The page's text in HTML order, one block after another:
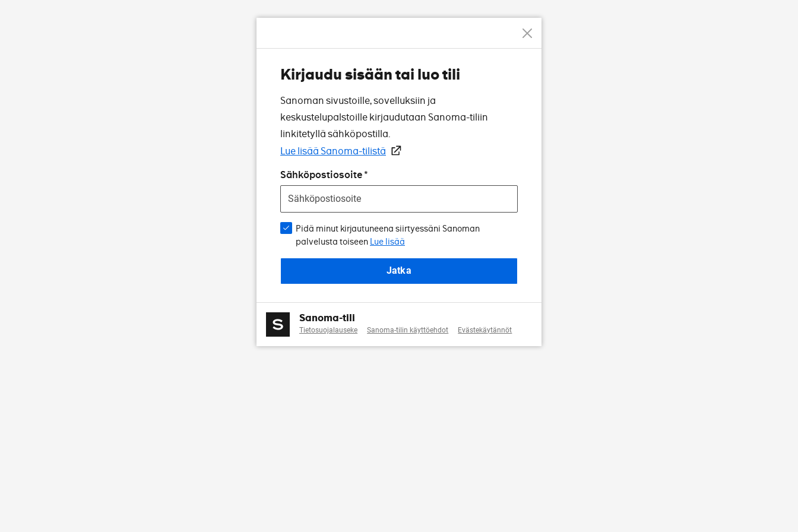
Kirjaudu sisään tai luo tili
Sanoman sivustoille, sovelluksiin ja
keskustelupalstoille kirjaudutaan Sanoma-tiliin
linkitetyllä sähköpostilla.
Lue lisää Sanoma-tilistä
Sähköpostiosoite
Pidä minut kirjautuneena siirtyessäni Sanoman
palvelusta toiseen Lue lisää
Jatka
Sanoma-tili
Tietosuojalauseke Sanoma-tilin käyttöehdot Evästekäytännöt